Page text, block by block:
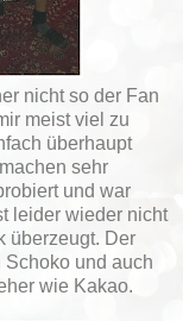
nicht so der Fan
meist viel zu
überhaupt
sehr
und war
leider wieder nicht
überzeugt. Der
und auch
wie Kakao.